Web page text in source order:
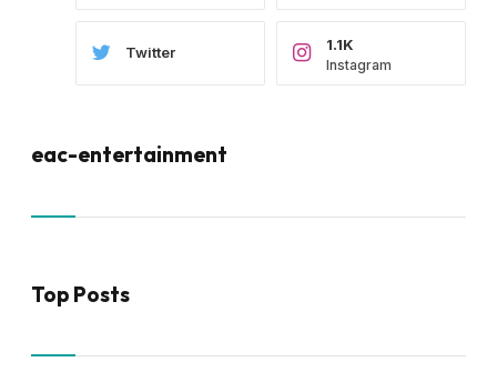
Twitter
Instagram
1.1K
eac-entertainment
Top Posts